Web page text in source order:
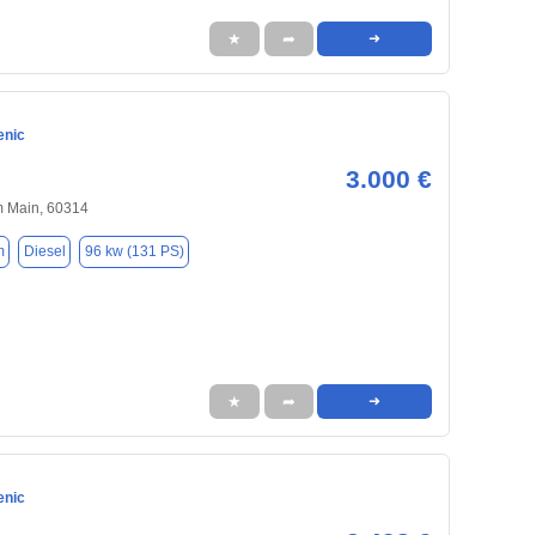
★ ➦ ➜
3.000 €
Main, 60314
Diesel 96 kw (131 PS)
★ ➦ ➜